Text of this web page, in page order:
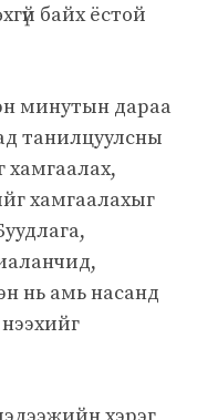
байх ёстой
минутын дараа
танилцуулсны
хамгаалах,
хамгаалахыг
нь амь насанд